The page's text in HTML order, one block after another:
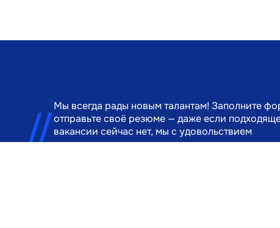
Мы всегда рады новым талантам! Заполните
отправьте своё резюме — даже если
вакансии сейчас нет, мы с удовольствием
познакомимся с вами и свяжемся, когда